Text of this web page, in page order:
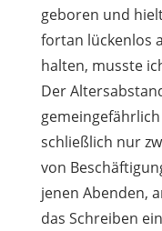
geboren und
fortan lückenlos
halten, musste
Der
schließlich nur
von
jenen Abenden,
das Schreiben